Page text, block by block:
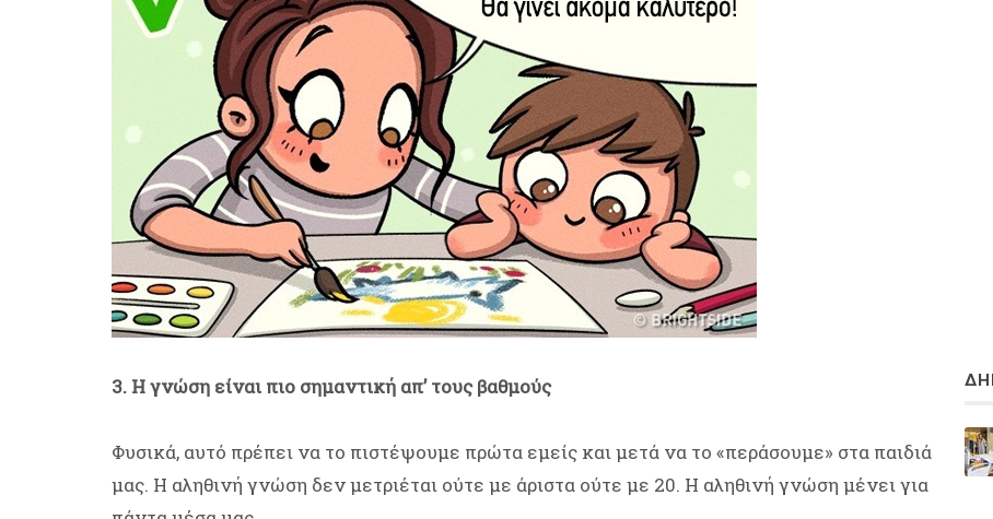
3. Η γνώση είναι πιο σημαντική απ’ τους βαθμούς
Φυσικά, αυτό πρέπει να το πιστέψουμε πρώτα εμείς και μετά να το «περάσουμε» στα παιδιά
μας. Η αληθινή γνώση δεν μετριέται ούτε με άριστα ούτε με 20. Η αληθινή γνώση μένει για